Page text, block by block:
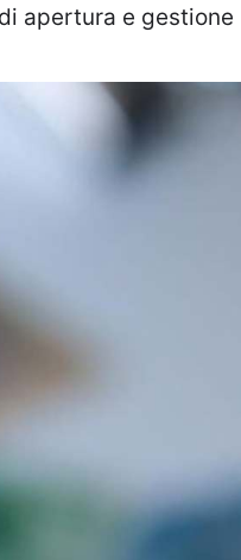
apertura e gestione